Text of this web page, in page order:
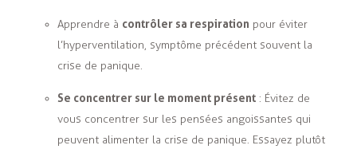
Apprendre à contrôler sa respiration pour éviter
l’hyperventilation, symptôme précédent souvent la
crise de panique.
Se concentrer sur le moment présent: Évitez de
vous concentrer sur les pensées angoissantes qui
peuvent alimenter la crise de panique. Essayez plutôt